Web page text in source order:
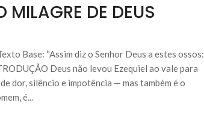
DE DEUS
Base: “Assim diz o Senhor Deus a estes ossos:
Deus não levou Ezequiel ao vale para
dor, silêncio e impotência — mas também é o
é...